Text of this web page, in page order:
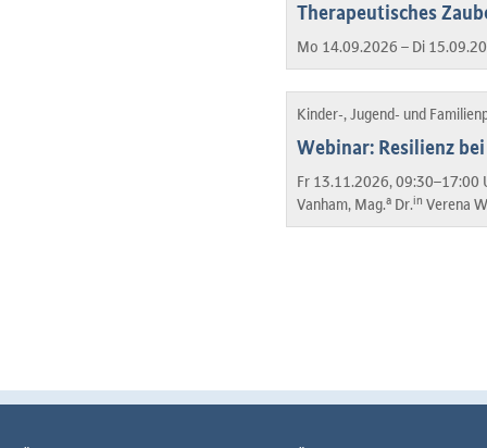
Therapeutisches
Mo 14.09.2026 – Di
Kinder-, Jugend- und
Webinar: Resilienz
Fr 13.11.2026, 09:30–17:00
Vanham, Mag.a Dr.in Verena